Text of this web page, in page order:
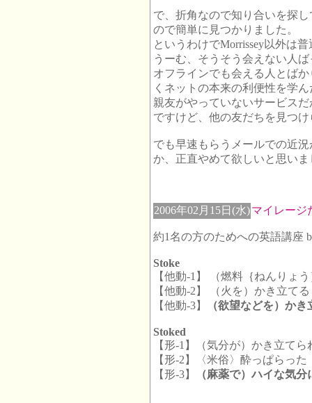
で、折角なので知り合いを探
ので簡単に見つかりました。
というわけでMorrissey以外は
うーむ、そうそう会えない人
オフラインでも会える人とば
くネットの本来の利便性を学
親友がやっていないサービス
ですけど、他の友だちを見つ
でも早速もらうメールでの近況
か、正直やめて欲しいと思い
2006年02月15日(水)マイレージ
約1名の方のためへの英語講座
Stoke
【他動-1】 （燃料｛ねんりょ
【他動-2】 （火を）かき立てる
【他動-3】
（欲望などを）かき
Stoked
【形-1】（気分が）かき立て
【形-2】〈米俗〉酔っぱらった
【形-3】
（麻薬で）ハイな気分